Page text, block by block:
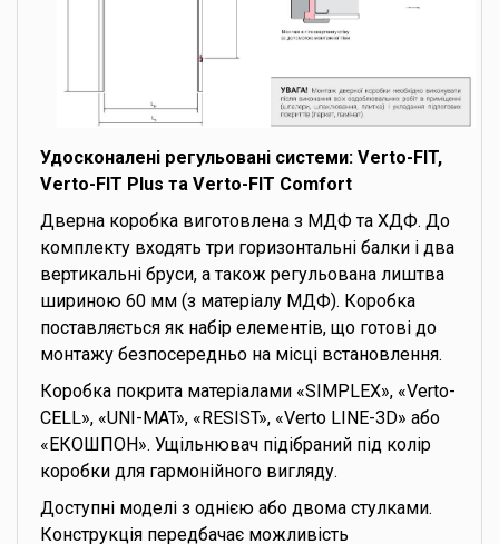
Удосконалені регульовані системи: Verto-FIT,
Verto-FIT Plus та Verto-FIT Comfort
Дверна коробка виготовлена з МДФ та ХДФ. До
комплекту входять три горизонтальні балки і два
вертикальні бруси, а також регульована лиштва
шириною 60 мм (з матеріалу МДФ). Коробка
поставляється як набір елементів, що готові до
монтажу безпосередньо на місці встановлення.
Коробка покрита матеріалами «SIMPLEX», «Verto-
CELL», «UNI-MAT», «RESIST», «Verto LINE-3D» або
«ЕКОШПОН». Ущільнювач підібраний під колір
коробки для гармонійного вигляду.
Доступні моделі з однією або двома стулками.
Конструкція передбачає можливість